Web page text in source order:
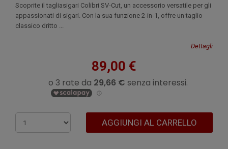
Scoprite il tagliasigari Colibri SV-Cut, un accessorio versatile per gli
appassionati di sigari. Con la sua funzione 2-in-1, offre un taglio
classico dritto ...
Dettagli
89,00 €
AGGIUNGI AL CARRELLO